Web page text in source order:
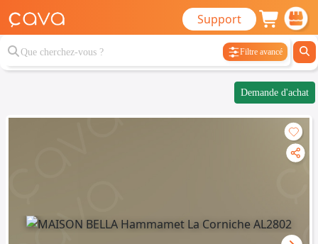
Support
Filtre avancé
Demande d'achat